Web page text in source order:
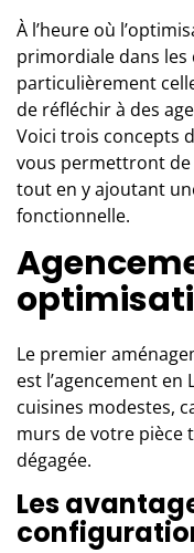
À l’heure où
primordiale dans les
particulièrement
de réfléchir à des
Voici trois concepts
vous permettront
tout en y ajoutant
fonctionnelle.
Le premier
est l’agencement en
cuisines modestes,
murs de votre pièce
dégagée.
Les